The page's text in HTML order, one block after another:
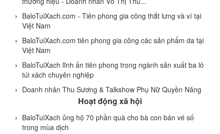
BaloTuiXach.com - Tiên phong gia công thắt lưng và ví tại
Việt Nam
BaloTuiXach.com tiên phong gia công các sản phẩm da tại
Việt Nam
BaloTuiXach lĩnh ấn tiên phong trong ngành sản xuất ba lô
túi xách chuyên nghiệp
Doanh nhân Thu Sương & Talkshow Phụ Nữ Quyền Năng
Hoạt động xã hội
BaloTuiXach ủng hộ 70 phần quà cho bà con bán vé số
trong mùa dịch